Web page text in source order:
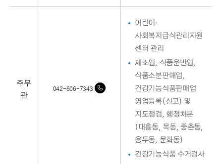
주무
관
042-606-7343
어린이·
사회복지급식관리지원
센터 관리
제조업, 식품운반업,
식품소분판매업,
건강기능식품판매업
영업등록(신고) 및
지도점검, 행정처분
(대흥동, 목동, 중촌동,
용두동, 문화동)
건강기능식품 수거검사